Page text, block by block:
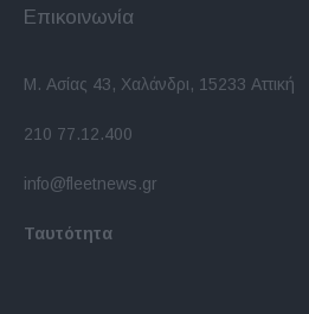
Επικοινωνία
Μ. Ασίας 43, Χαλάνδρι, 15233 Αττική
210 77.12.400
info@fleetnews.gr
Ταυτότητα